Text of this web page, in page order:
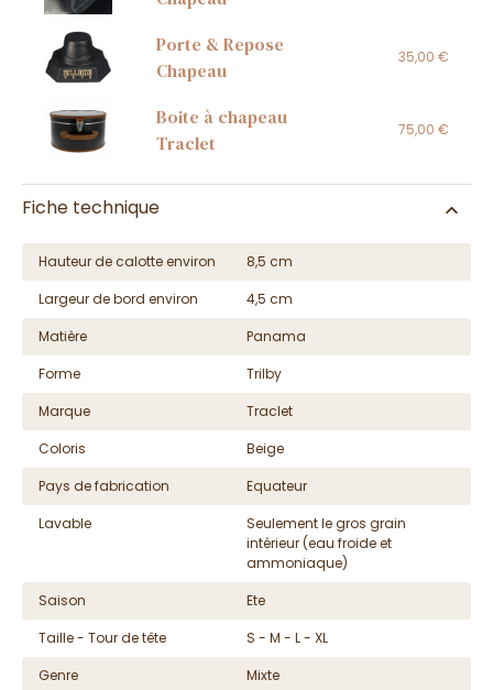
Porte & Repose
Chapeau
35,00 €
Boite à chapeau
Traclet
75,00 €
Fiche technique
Hauteur de calotte environ
8,5 cm
Largeur de bord environ
4,5 cm
Matière
Panama
Forme
Trilby
Marque
Traclet
Coloris
Beige
Pays de fabrication
Equateur
Lavable
Seulement le gros grain
intérieur (eau froide et
ammoniaque)
Saison
Ete
Taille - Tour de tête
S - M - L - XL
Genre
Mixte